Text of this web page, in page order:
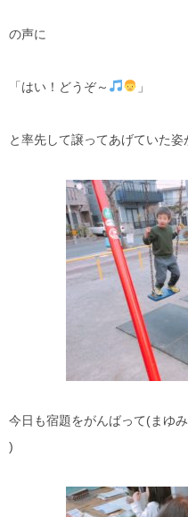
の声に
「はい！どうぞ～ 」
と率先して譲ってあげていた
今日も宿題をがんばって(まゆ
)